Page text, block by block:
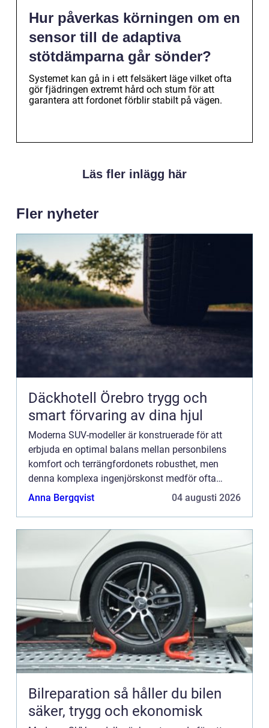
Hur påverkas körningen om en
sensor till de adaptiva
stötdämparna går sönder?
Systemet kan gå in i ett felsäkert läge vilket ofta
gör fjädringen extremt hård och stum för att
garantera att fordonet förblir stabilt på vägen.
Läs fler inlägg här
Fler nyheter
Däckhotell Örebro trygg och
smart förvaring av dina hjul
Moderna SUV-modeller är konstruerade för att
erbjuda en optimal balans mellan personbilens
komfort och terrängfordonets robusthet, men
denna komplexa ingenjörskonst medför ofta
specifika utmaningar för fjädringssyst...
Anna Bergqvist 04 augusti 2026
Bilreparation så håller du bilen
säker, trygg och ekonomisk